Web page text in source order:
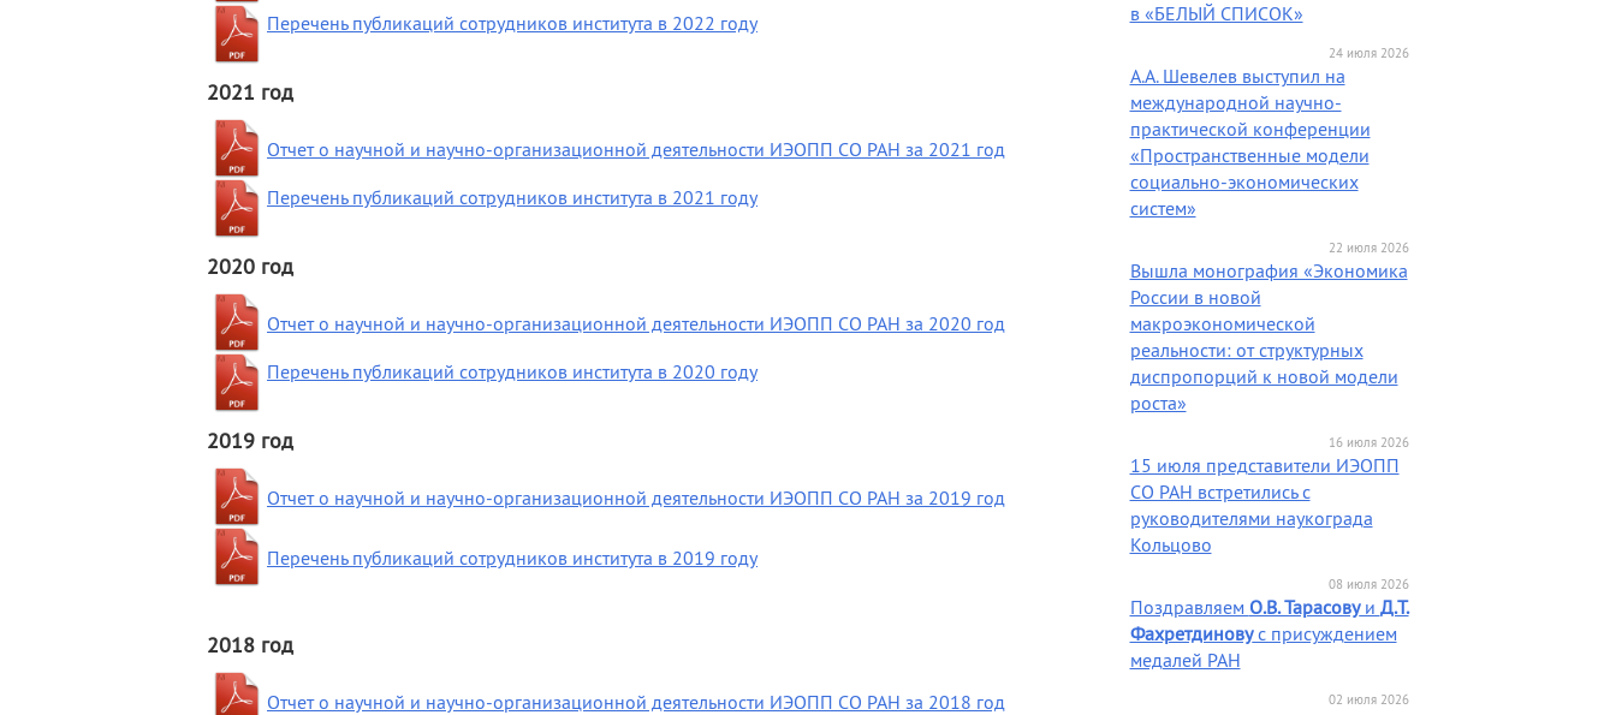
Перечень публикаций сотрудников института в 2022 году
2021 год
Отчет о научной и научно-организационной деятельности ИЭОПП СО РАН за 2021 год
Перечень публикаций сотрудников института в 2021 году
2020 год
Отчет о научной и научно-организационной деятельности ИЭОПП СО РАН за 2020 год
Перечень публикаций сотрудников института в 2020 году
2019 год
Отчет о научной и научно-организационной деятельности ИЭОПП СО РАН за 2019 год
Перечень публикаций сотрудников института в 2019 году
2018 год
Отчет о научной и научно-организационной деятельности ИЭОПП СО РАН за 2018 год
в «БЕЛЫЙ СПИСОК»
24 июля 2026
А.А. Шевелев выступил на
международной научно-
практической конференции
«Пространственные модели
социально-экономических
систем»
22 июля 2026
Вышла монография «Экономика
России в новой
макроэкономической
реальности: от структурных
диспропорций к новой модели
роста»
16 июля 2026
15 июля представители ИЭОПП
СО РАН встретились с
руководителями наукограда
Кольцово
08 июля 2026
Поздравляем О.В. Тарасовуи Д.Т.
Фахретдиновус присуждением
медалей РАН
02 июля 2026